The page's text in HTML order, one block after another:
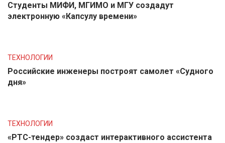
Студенты МИФИ, МГИМО и МГУ создадут
электронную «Капсулу времени»
ТЕХНОЛОГИИ
Российские инженеры построят самолет «Судного
дня»
ТЕХНОЛОГИИ
«РТС-тендер» создаст интерактивного ассистента